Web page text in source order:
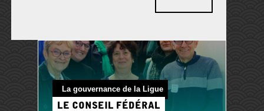
La gouvernance de la Ligue
Le Conseil fédéral